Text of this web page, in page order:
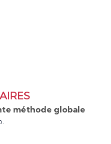
méthode globale